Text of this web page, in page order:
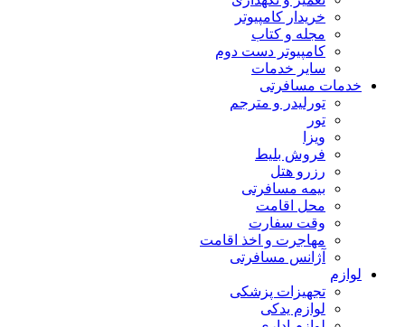
خریدار کامپیوتر
مجله و کتاب
کامپیوتر دست دوم
سایر خدمات
خدمات مسافرتی
تورلیدر و مترجم
تور
ویزا
فروش بلیط
رزرو هتل
بیمه مسافرتی
محل اقامت
وقت سفارت
مهاجرت و اخذ اقامت
آژانس مسافرتی
لوازم
تجهیزات پزشکی
لوازم یدکی